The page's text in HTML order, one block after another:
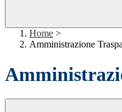
Home >
Amministrazione